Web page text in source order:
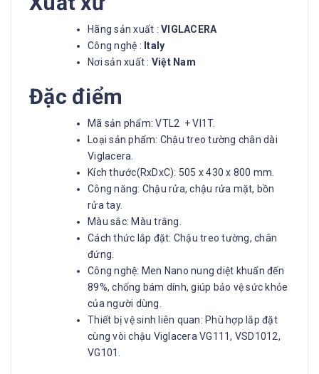
Hãng sản xuất : VIGLACERA
Công nghệ : Italy
Nơi sản xuất : Việt Nam
Đặc điểm
Mã sản phẩm: VTL2 + VI1T.
Loại sản phẩm: Chậu treo tường chân dài
Viglacera.
Kích thước(RxDxC): 505 x 430 x 800 mm.
Công năng: Chậu rửa, chậu rửa mặt, bồn
rửa tay.
Màu sắc: Màu trắng.
Cách thức lắp đặt: Chậu treo tường, chân
đứng.
Công nghệ: Men Nano nung diệt khuẩn đến
89%, chống bám dính, giúp bảo vệ sức khỏe
của người dùng.
Thiết bị vệ sinh liên quan: Phù hợp lắp đặt
cùng vòi chậu Viglacera VG111, VSD1012,
VG101.